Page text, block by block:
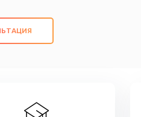
удовлетворяя их
записаться на ремонт уже